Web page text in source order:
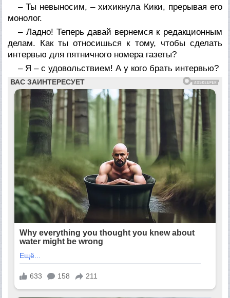
– Ты невыносим, – хихикнула Кики, прерывая его
монолог.
– Ладно! Теперь давай вернемся к редакционным
делам. Как ты относишься к тому, чтобы сделать
интервью для пятничного номера газеты?
– Я – с удовольствием! А у кого брать интервью?